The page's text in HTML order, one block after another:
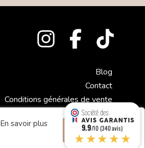
Blog
Contact
Conditions générales de vente
Mentions légales
En savoir plus Accepter
9.9/10 (340 avis)
★★★★★